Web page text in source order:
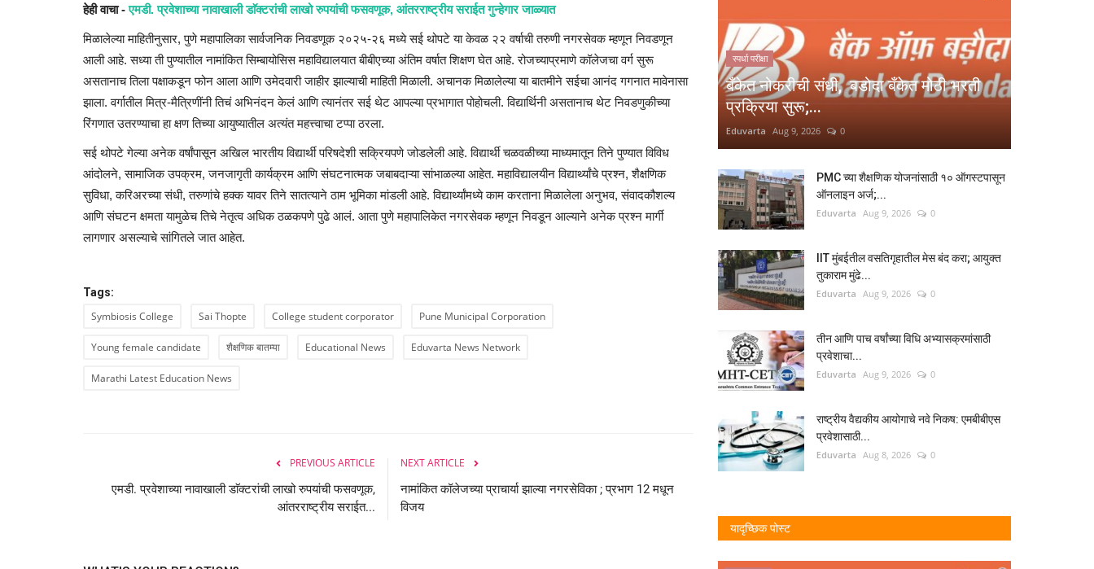
हेही वाचा -एमडी. प्रवेशाच्या नावाखाली डाॅक्टरांची लाखो रुपयांची फसवणूक, आंतरराष्ट्रीय सराईत गुन्हेगार जाळ्यात
मिळालेल्या माहितीनुसार, पुणे महापालिका सार्वजनिक निवडणूक २०२५-२६ मध्ये सई थोपटे या केवळ २२ वर्षाची तरुणी नगरसेवक म्हणून निवडणून
आली आहे. सध्या ती पुण्यातील नामांकित सिम्बायोसिस महाविद्यालयात बीबीएच्या अंतिम वर्षात शिक्षण घेत आहे. रोजच्याप्रमाणे कॉलेजचा वर्ग सुरू
असतानाच तिला पक्षाकडून फोन आला आणि उमेदवारी जाहीर झाल्याची माहिती मिळाली. अचानक मिळालेल्या या बातमीने सईचा आनंद गगनात मावेनासा
झाला. वर्गातील मित्र-मैत्रिणींनी तिचं अभिनंदन केलं आणि त्यानंतर सई थेट आपल्या प्रभागात पोहोचली. विद्यार्थिनी असतानाच थेट निवडणुकीच्या
रिंगणात उतरण्याचा हा क्षण तिच्या आयुष्यातील अत्यंत महत्त्वाचा टप्पा ठरला.
सई थोपटे गेल्या अनेक वर्षांपासून अखिल भारतीय विद्यार्थी परिषदेशी सक्रियपणे जोडलेली आहे. विद्यार्थी चळवळीच्या माध्यमातून तिने पुण्यात विविध
आंदोलने, सामाजिक उपक्रम, जनजागृती कार्यक्रम आणि संघटनात्मक जबाबदाऱ्या सांभाळल्या आहेत. महाविद्यालयीन विद्यार्थ्यांचे प्रश्न, शैक्षणिक
सुविधा, करिअरच्या संधी, तरुणांचे हक्क यावर तिने सातत्याने ठाम भूमिका मांडली आहे. विद्यार्थ्यांमध्ये काम करताना मिळालेला अनुभव, संवादकौशल्य
आणि संघटन क्षमता यामुळेच तिचे नेतृत्व अधिक ठळकपणे पुढे आलं. आता पुणे महापालिकेत नगरसेवक म्हणून निवडून आल्याने अनेक प्रश्न मार्गी
लागणार असल्याचे सांगितले जात आहेत.
Tags:
Symbiosis College Sai Thopte College student corporator Pune Municipal Corporation
Young female candidate शैक्षणिक बातम्या Educational News Eduvarta News Network
Marathi Latest Education News
PREVIOUS ARTICLE
एमडी. प्रवेशाच्या नावाखाली डाॅक्टरांची लाखो रुपयांची फसवणूक,
आंतरराष्ट्रीय सराईत...
NEXT ARTICLE
नामांकित कॉलेजच्या प्राचार्या झाल्या नगरसेविका ; प्रभाग 12 मधून
विजय
स्पर्धा परीक्षा
बँकेत नोकरीची संधी, बडोदा बँकेत मोठी भरती
प्रक्रिया सुरू;...
Eduvarta Aug 9, 2026 0
PMC च्या शैक्षणिक योजनांसाठी १० ऑगस्टपासून
ऑनलाइन अर्ज;...
Eduvarta Aug 9, 2026 0
IIT मुंबईतील वसतिगृहातील मेस बंद करा; आयुक्त
तुकाराम मुंढे...
Eduvarta Aug 9, 2026 0
तीन आणि पाच वर्षांच्या विधि अभ्यासक्रमांसाठी
प्रवेशाचा...
Eduvarta Aug 9, 2026 0
राष्ट्रीय वैद्यकीय आयोगाचे नवे निकष: एमबीबीएस
प्रवेशासाठी...
Eduvarta Aug 8, 2026 0
यादृच्छिक पोस्ट